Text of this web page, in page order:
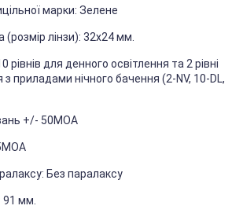
марки: Зелене
лінзи): 32х24 мм.
рівнів для денного освітлення та 2 рівні
приладами нічного бачення (2-NV, 10-DL,
+/- 50MOA
Без паралаксу
91 мм.